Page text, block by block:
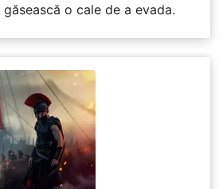
o cale de a evada.